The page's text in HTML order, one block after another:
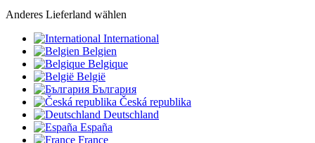
Anderes Lieferland wählen
International
Belgien
Belgique
België
България
Česká republika
Deutschland
España
France